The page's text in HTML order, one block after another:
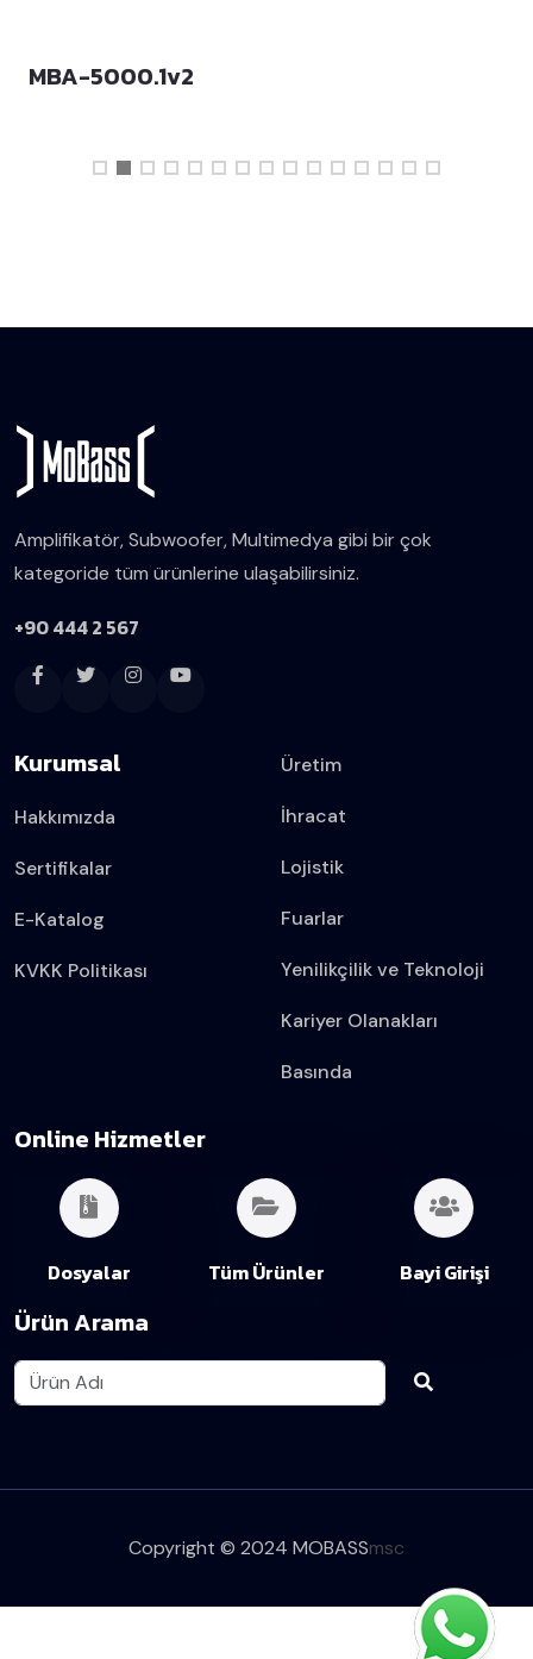
MBA-5000.1v2
Amplifikatör, Subwoofer, Multimedya gibi bir çok
kategoride tüm ürünlerine ulaşabilirsiniz.
+90 444 2 567
Kurumsal
Hakkımızda
Sertifikalar
E-Katalog
KVKK Politikası
Üretim
İhracat
Lojistik
Fuarlar
Yenilikçilik ve Teknoloji
Kariyer Olanakları
Basında
Online Hizmetler
Dosyalar Tüm Ürünler Bayi Girişi
Ürün Arama
Copyright © 2024 MOBASSmsc